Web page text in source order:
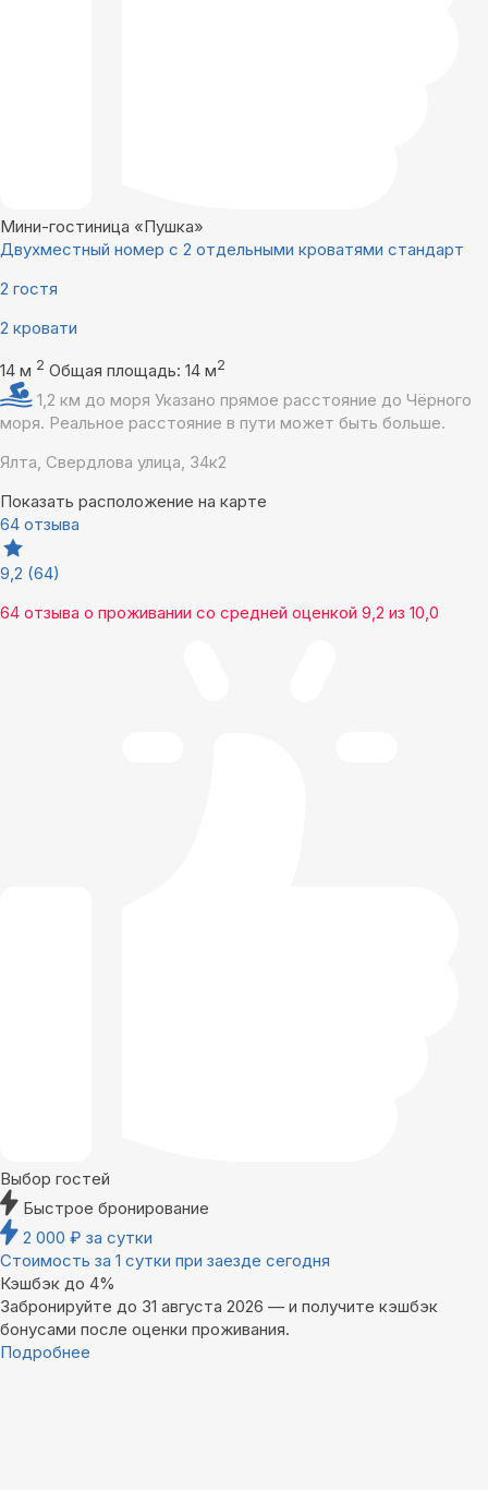
Мини-гостиница «Пушка»
Двухместный номер с 2 отдельными кроватями стандарт
2 гостя
2 кровати
14 м 2 Общая площадь: 14 м2
1,2 км до моря Указано прямое расстояние до Чёрного
моря. Реальное расстояние в пути может быть больше.
Ялта, Свердлова улица, 34к2
Показать расположение на карте
64 отзыва
9,2 (64)
64 отзыва о проживании со средней оценкой 9,2 из 10,0
Выбор гостей
Быстрое бронирование
2 000 ₽ за сутки
Стоимость за 1 сутки при заезде сегодня
Кэшбэк до 4%
Забронируйте до 31 августа 2026 — и получите кэшбэк
бонусами после оценки проживания.
Подробнее